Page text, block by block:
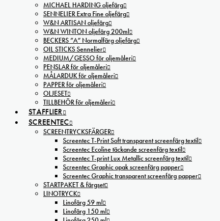
MICHAEL HARDING oljefärg
SENNELIER Extra Fine oljefärg
W&N ARTISAN oljefärg
W&N WINTON oljefärg 200ml
BECKERS ”A” Normalfärg oljefärg
OIL STICKS Sennelier
MEDIUM/GESSO för oljemåleri
PENSLAR för oljemåleri
MÅLARDUK för oljemåleri
PAPPER för oljemåleri
OLJESET
TILLBEHÖR för oljemåleri
STAFFLIER
SCREENTEC
SCREENTRYCKSFÄRGER
Screentec T-Print Soft transparent screenfärg textil
Screentec Ecoline täckande screenfärg textil
Screentec T-print Lux Metallic screenfärg textil
Screentec Graphic opak screenfärg papper
Screentec Graphic transparent screenfärg papper
STARTPAKET & färgset
LINOTRYCK
Linofärg 59 ml
Linofärg 150 ml